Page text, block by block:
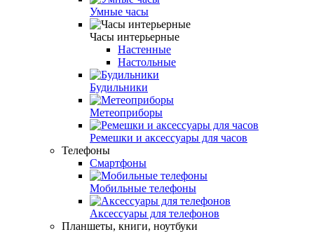
Умные часы
Часы интерьерные
Настенные
Настольные
Будильники
Метеоприборы
Ремешки и аксессуары для часов
Телефоны
Смартфоны
Мобильные телефоны
Аксесcуары для телефонов
Планшеты, книги, ноутбуки